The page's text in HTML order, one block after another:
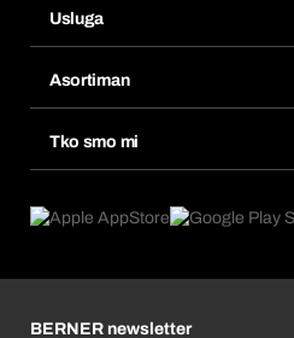
Popisi želja
Ponovno naručivanje
Pretplate
Usluga
Tražitelji proizvoda
Asortiman
Tko smo mi
Što nas pokreće
BERNER newsletter